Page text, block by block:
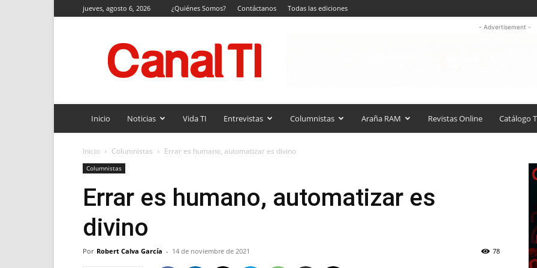
jueves, agosto 6, 2026 ¿Quiénes Somos? Contáctanos Todas las ediciones
TI
- Advertisement -
Inicio Noticias Vida TI Entrevistas Columnistas Araña RAM Revistas Online Catálogo
Inicio Columnistas Errar es humano, automatizar es divino
Columnistas
Errar es humano, automatizar es
divino
Por Robert Calva García - 14 de noviembre de 2021 78